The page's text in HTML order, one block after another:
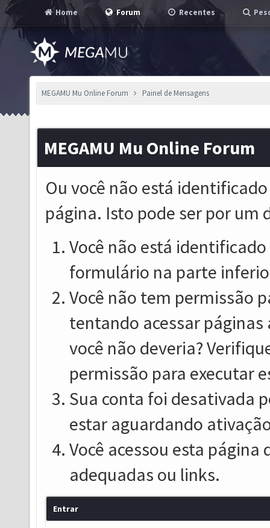
Home Forum Recentes
MEGAMU Mu Online Forum Painel de Mensagens
MEGAMU Mu Online Forum
Ou você não está
página. Isto pode ser por um
Você não está
formulário na parte
Você não tem permissão
tentando acessar
você não deveria?
permissão para executar
Sua conta foi desativada
estar aguardando
Você acessou esta
adequadas ou links.
Entrar